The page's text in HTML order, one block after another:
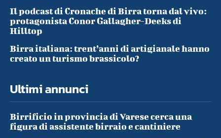
Il podcast di Cronache di Birra torna dal vivo:
protagonista Conor Gallagher-Deeks di
Hilltop
Birra italiana: trent’anni di artigianale hanno
creato un turismo brassicolo?
Ultimi annunci
Birrificio in provincia di Varese cerca una
figura di assistente birraio e cantiniere